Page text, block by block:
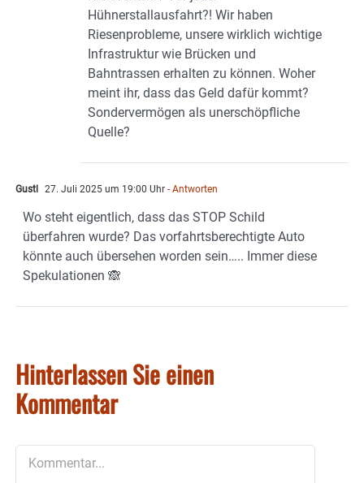
Hühnerstallausfahrt?! Wir haben
Riesenprobleme, unsere wirklich wichtige
Infrastruktur wie Brücken und
Bahntrassen erhalten zu können. Woher
meint ihr, dass das Geld dafür kommt?
Sondervermögen als unerschöpfliche
Quelle?
Gustl 27. Juli 2025 um 19:00 Uhr - Antworten
Wo steht eigentlich, dass das STOP Schild
überfahren wurde? Das vorfahrtsberechtigte Auto
könnte auch übersehen worden sein….. Immer diese
Spekulationen 🙈
Hinterlassen Sie einen
Kommentar